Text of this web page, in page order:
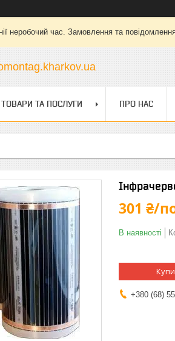
неробочий час. Замовлення та
ТОВАРИ ТА ПОСЛУГИ ПРО НАС
301 ₴/
В наявності
+380 (68)